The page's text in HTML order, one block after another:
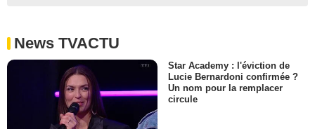
News TVACTU
Star Academy : l'éviction de
Lucie Bernardoni confirmée ?
Un nom pour la remplacer
circule